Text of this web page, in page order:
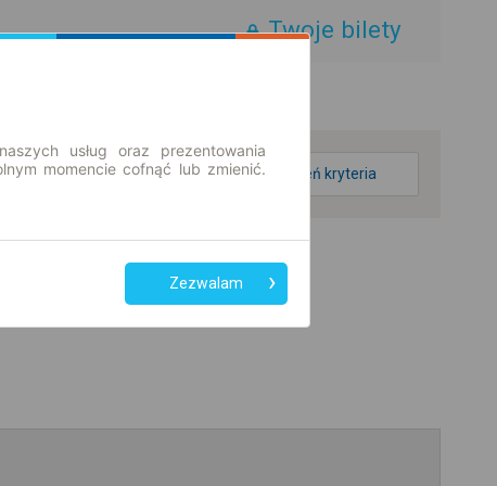
Twoje bilety
zmień kryteria
usług oraz prezentowania
momencie cofnąć lub zmienić.
Zezwalam